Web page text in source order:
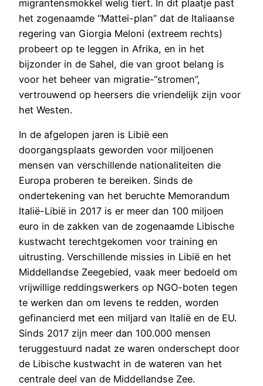
migrantensmokkel welig tiert. In dit plaatje past
het zogenaamde “Mattei-plan” dat de Italiaanse
regering van Giorgia Meloni (extreem rechts)
probeert op te leggen in Afrika, en in het
bijzonder in de Sahel, die van groot belang is
voor het beheer van migratie-“stromen”,
vertrouwend op heersers die vriendelijk zijn voor
het Westen.
In de afgelopen jaren is Libië een
doorgangsplaats geworden voor miljoenen
mensen van verschillende nationaliteiten die
Europa proberen te bereiken. Sinds de
ondertekening van het beruchte Memorandum
Italië-Libië in 2017 is er meer dan 100 miljoen
euro in de zakken van de zogenaamde Libische
kustwacht terechtgekomen voor training en
uitrusting. Verschillende missies in Libië en het
Middellandse Zeegebied, vaak meer bedoeld om
vrijwillige reddingswerkers op NGO-boten tegen
te werken dan om levens te redden, worden
gefinancierd met een miljard van Italië en de EU.
Sinds 2017 zijn meer dan 100.000 mensen
teruggestuurd nadat ze waren onderschept door
de Libische kustwacht in de wateren van het
centrale deel van de Middellandse Zee.